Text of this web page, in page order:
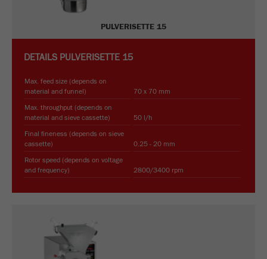
PULVERISETTE 15
DETAILS PULVERISETTE 15
Max. feed size (depends on
material and funnel)
70 x 70 mm
Max. throughput (depends on
material and sieve cassette)
50 l/h
Final fineness (depends on sieve
cassette)
0.25 - 20 mm
Rotor speed (depends on voltage
and frequency)
2800/3400 rpm